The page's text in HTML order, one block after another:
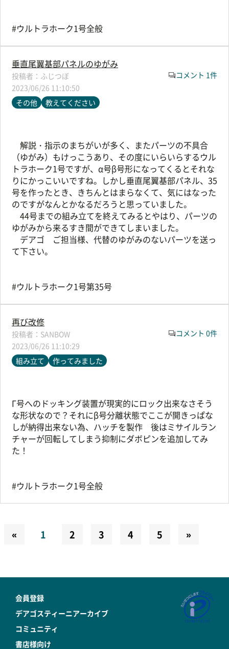
#ウルトラホーク1号全般
垂直尾翼基部パネルのゆがみ
ふじつぼ
2023/06/26 11:10:50
コメント 1件
その他 教えてください
解説・指示のまちがいが多く、またパーツの不具合
（ゆがみ）もけっこうあり、その度にいらいらするウル
トラホーク1号ですが、α号β号形になってくるとそれな
りにかっこいいですね。しかし垂直尾翼基部パネル、35
号を作ったとき、きちんとはまらなくて、気にはなった
のですがなんとかなるだろうと思っていました。
44号までの組み立てを終えてみるとやはり、パーツの
ゆがみから来るすき間ができてしまいました。
デアゴ ご担当様、代替のゆがみのないパーツを送っ
て下さい。
#ウルトラホーク1号第35号
再び改修
SANBOW
2023/06/26 11:10:29
コメント 0件
組み立て 作ってみました
Γ号へのドッキング装置が現実的にロック出来なさそう
な形状なので？それにβ号分離状態でここが開きっぱな
しが納得出来ない為、ハッチを製作 後はミサイルラン
チャーが回転してしまう抑制にダボピンを追加してみ
た！
#ウルトラホーク1号全般
« 1 2 3 4 5 »
会員登録
デアゴスティーニアーカイブ
コミュニティ
書店様向け